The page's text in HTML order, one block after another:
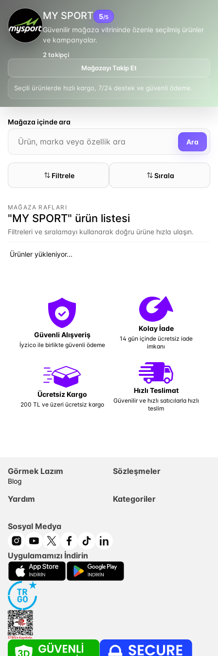
MY SPORT 5/5
Güvenilir mağaza vitrininde özenle seçilmiş ürünler
ve kampanyalar.
2 takipçi
Mağazayı Takip Et
Seçili ürünlerde hızlı kargo, 7/24 destek ve güvenli ödeme.
Mağaza içinde ara
Ara
Filtrele Sırala
MAĞAZA RAFLARI
"MY SPORT" ürün listesi
Filtreleri ve sıralamayı kullanarak doğru ürüne hızla ulaşın.
Ürünler yükleniyor...
Güvenli Alışveriş
İyzico ile birlikte güvenli ödeme
Kolay İade
14 gün içinde ücretsiz iade
imkanı
Ücretsiz Kargo
200 TL ve üzeri ücretsiz kargo
Hızlı Teslimat
Güvenilir ve hızlı satıcılarla hızlı
teslim
Görmek Lazım
Blog
Sözleşmeler
Yardım Kategoriler
Sosyal Medya
Uygulamamızı İndirin